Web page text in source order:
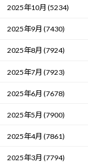
2025年10月 (5234)
2025年9月 (7430)
2025年8月 (7924)
2025年7月 (7923)
2025年6月 (7678)
2025年5月 (7900)
2025年4月 (7861)
2025年3月 (7794)